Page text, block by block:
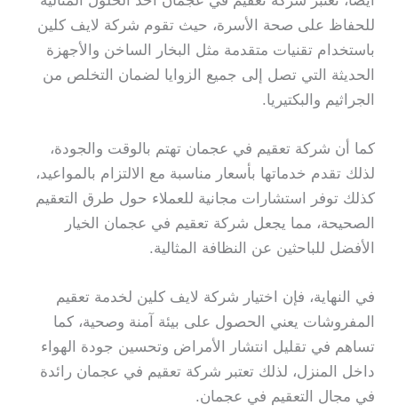
للحفاظ على صحة الأسرة، حيث تقوم شركة لايف كلين
باستخدام تقنيات متقدمة مثل البخار الساخن والأجهزة
الحديثة التي تصل إلى جميع الزوايا لضمان التخلص من
الجراثيم والبكتيريا.
كما أن شركة تعقيم في عجمان تهتم بالوقت والجودة،
لذلك تقدم خدماتها بأسعار مناسبة مع الالتزام بالمواعيد،
كذلك توفر استشارات مجانية للعملاء حول طرق التعقيم
الصحيحة، مما يجعل شركة تعقيم في عجمان الخيار
الأفضل للباحثين عن النظافة المثالية.
في النهاية، فإن اختيار شركة لايف كلين لخدمة تعقيم
المفروشات يعني الحصول على بيئة آمنة وصحية، كما
تساهم في تقليل انتشار الأمراض وتحسين جودة الهواء
داخل المنزل، لذلك تعتبر شركة تعقيم في عجمان رائدة
في مجال التعقيم في عجمان.